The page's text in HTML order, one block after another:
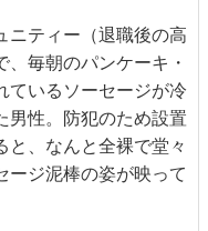
ニティー（退職後の高
毎朝のパンケーキ・
ているソーセージが冷
男性。防犯のため設置
と、なんと全裸で堂々
ージ泥棒の姿が映って